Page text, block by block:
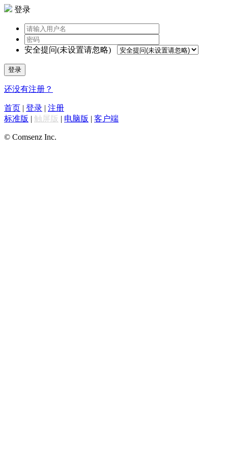
登录
安全提问(未设置请忽略)
登录
还没有注册？
首页 | 登录 | 注册
标准版 | 触屏版 | 电脑版 | 客户端
© Comsenz Inc.